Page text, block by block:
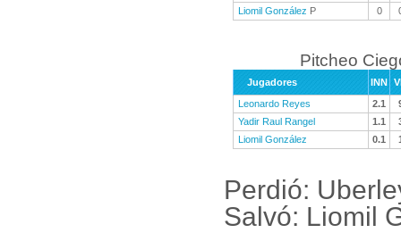
Liomil González P 0
Pitcheo
Jugadores INN
Leonardo Reyes
2.1
Yadir Raul Rangel
1.1
Liomil González
0.1
Perdió:
Salvó: Liomil